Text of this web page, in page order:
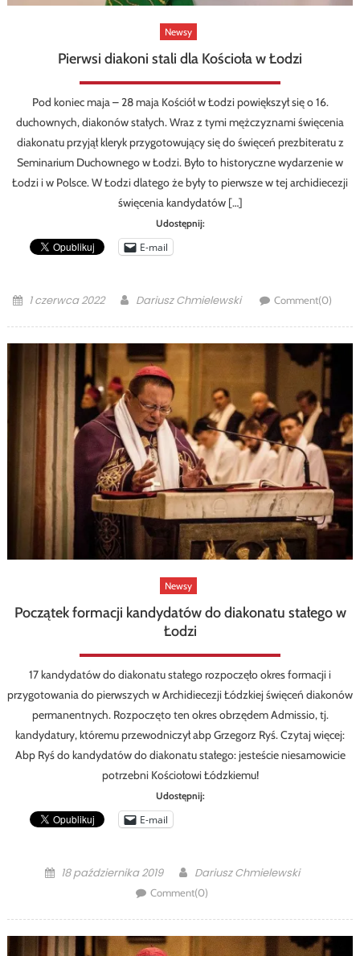
Newsy
Pierwsi diakoni stali dla Kościoła w Łodzi
Pod koniec maja – 28 maja Kościół w Łodzi powiększył się o 16.
duchownych, diakonów stałych. Wraz z tymi mężczyznami święcenia
diakonatu przyjął kleryk przygotowujący się do święceń prezbiteratu z
Seminarium Duchownego w Łodzi. Było to historyczne wydarzenie w
Łodzi i w Polsce. W Łodzi dlatego że były to pierwsze w tej archidiecezji
święcenia kandydatów […]
Udostępnij:
E-mail
Posted
1 czerwca 2022 Author
Dariusz Chmielewski Comment(0)
Newsy
Początek formacji kandydatów do diakonatu stałego w
Łodzi
17 kandydatów do diakonatu stałego rozpoczęło okres formacji i
przygotowania do pierwszych w Archidiecezji Łódzkiej święceń diakonów
permanentnych. Rozpoczęto ten okres obrzędem Admissio, tj.
kandydatury, któremu przewodniczył abp Grzegorz Ryś. Czytaj więcej:
Abp Ryś do kandydatów do diakonatu stałego: jesteście niesamowicie
potrzebni Kościołowi Łódzkiemu!
Udostępnij:
E-mail
Posted
18 października 2019 Author
Dariusz Chmielewski
Comment(0)